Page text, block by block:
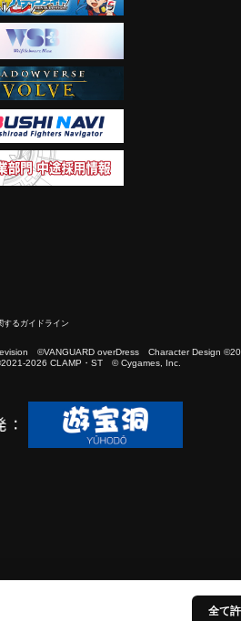
全て
するガイドライン
©VANGUARD overDress Character Design
2026 CLAMP・ST © Cygames, Inc.